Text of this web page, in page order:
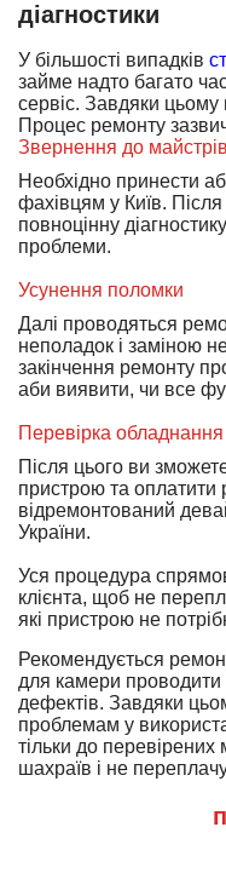
діагностики
У більшості випадків
займе надто багато
сервіс. Завдяки
Процес ремонту
Звернення до майстрів
Необхідно принести
фахівцям у Київ.
повноцінну
проблеми.
Усунення поломки
Далі проводяться
неполадок і заміною
закінчення ремонту
аби виявити, чи все
Перевірка обладнання
Після цього ви
пристрою та
відремонтований
України.
Уся процедура
клієнта, щоб не
які пристрою не
Рекомендується
для камери
дефектів. Завдяки
проблемам у
тільки до
шахраїв і не